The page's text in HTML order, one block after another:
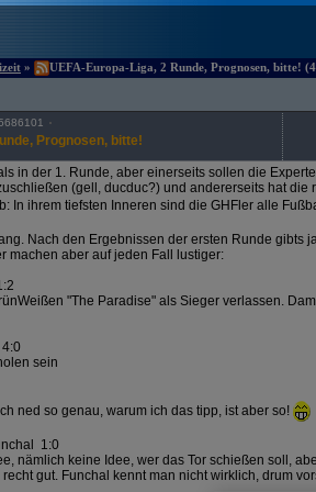
» UEFA-Europa-Liga, 2 Runde, Prognosen, bitte!
Prognosen, bitte!
in der 1. Runde, aber einerseits sollen die
(gell, ducduc?) und andererseits hat die
In ihrem tiefsten Inneren sind die GHFler alle
Nach den Ergebnissen der ersten Runde gibts
machen aber auf jeden Fall lustiger:
"The Paradise" als Sieger verlassen.
sein
ned so genau, warum ich das tipp, ist aber so!
1:0
nämlich keine Idee, wer das Tor schießen soll,
gut. Funchal kennt man nicht wirklich, drum